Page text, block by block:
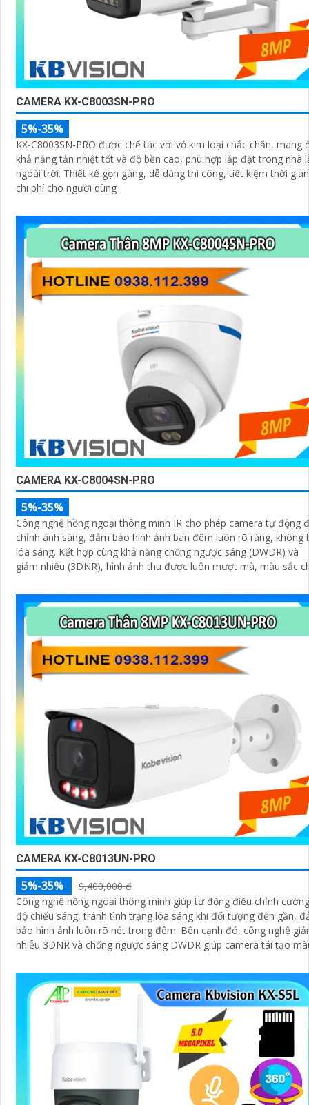
CAMERA KX-C8003SN-PRO
5%-35%
KX-C8003SN-PRO được chế tác với vỏ kim loại chắc chắn, mang
khả năng tản nhiệt tốt và độ bền cao, phù hợp lắp đặt trong nhà
ngoài trời. Thiết kế gọn gàng, dễ dàng thi công, tiết kiệm thời gian và
chi phí cho người dùng
CAMERA KX-C8004SN-PRO
5%-35%
Công nghệ hồng ngoại thông minh IR cho phép camera tự động
chỉnh ánh sáng, đảm bảo hình ảnh ban đêm luôn rõ ràng, không
lóa sáng. Kết hợp cùng khả năng chống ngược sáng (DWDR) và
giảm nhiễu (3DNR), hình ảnh thu được luôn mượt mà, màu sắc
ánh sáng phức tạp như ngược sáng hoặc chói nắng
CAMERA KX-C8013UN-PRO
5%-35%
9,400,000 ₫
Công nghệ hồng ngoại thông minh giúp tự động điều chỉnh cường
độ chiếu sáng, tránh tình trạng lóa sáng khi đối tượng đến gần,
bảo hình ảnh luôn rõ nét trong đêm. Bên cạnh đó, công nghệ giảm
nhiễu 3DNR và chống ngược sáng DWDR giúp camera tái tạo
ngược sáng mạnh hay thiếu sáng